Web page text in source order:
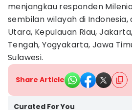
menjangkau responden
sembilan wilayah di
Utara, Kepulauan Riau,
Tengah, Yogyakarta, Jawa
Sulawesi.
Share Article
Curated For You